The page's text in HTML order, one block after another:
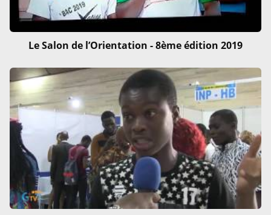
Le Salon de l’Orientation - 8ème édition 2019